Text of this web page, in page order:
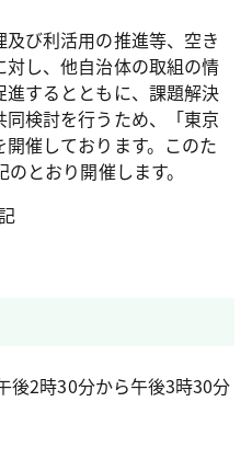
び利活用の推進等、空き
し、他自治体の取組の情
するとともに、課題解決
検討を行うため、「東京
催しております。このた
とおり開催します。
後2時30分から午後3時30分